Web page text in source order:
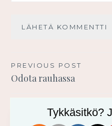
Artikkelien
selaus
PREVIOUS POST
Odota rauhassa
Tykkäsitkö?